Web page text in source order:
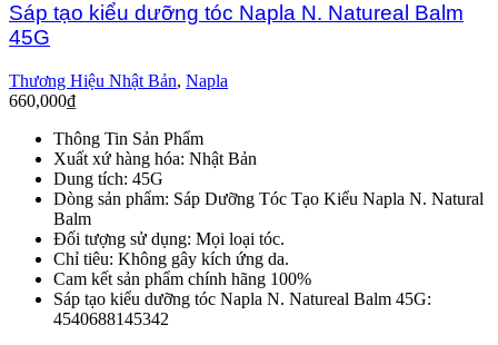
Sáp tạo kiểu dưỡng tóc Napla N. Natureal Balm
45G
Thương Hiệu Nhật Bản, Napla
660,000₫
Thông Tin Sản Phẩm
Xuất xứ hàng hóa: Nhật Bản
Dung tích: 45G
Dòng sản phẩm: Sáp Dưỡng Tóc Tạo Kiểu Napla N. Natural
Balm
Đối tượng sử dụng: Mọi loại tóc.
Chỉ tiêu: Không gây kích ứng da.
Cam kết sản phẩm chính hãng 100%
Sáp tạo kiểu dưỡng tóc Napla N. Natureal Balm 45G:
4540688145342